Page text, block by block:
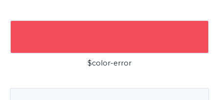
$color-error